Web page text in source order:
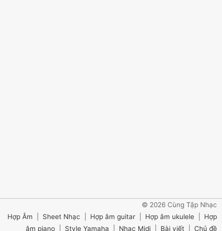
© 2026 Cùng Tập Nhạc
Hợp Âm
Sheet Nhạc Hợp âm guitar Hợp âm ukulele
Hợp
âm piano
Style Yamaha Nhạc Midi Bài viết Chủ đề